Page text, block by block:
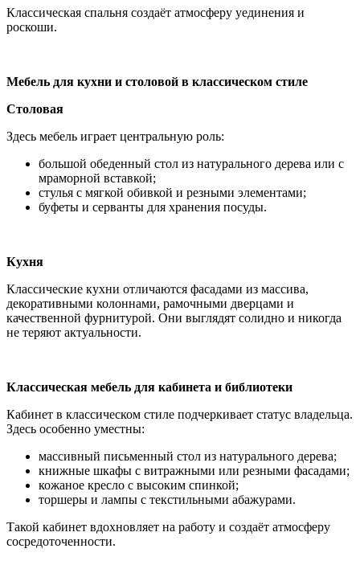
Классическая спальня создаёт атмосферу уединения и
роскоши.
Мебель для кухни и столовой в классическом стиле
Столовая
Здесь мебель играет центральную роль:
большой обеденный стол из натурального дерева или с
мраморной вставкой;
стулья с мягкой обивкой и резными элементами;
буфеты и серванты для хранения посуды.
Кухня
Классические кухни отличаются фасадами из массива,
декоративными колоннами, рамочными дверцами и
качественной фурнитурой. Они выглядят солидно и никогда
не теряют актуальности.
Классическая мебель для кабинета и библиотеки
Кабинет в классическом стиле подчеркивает статус владельца.
Здесь особенно уместны:
массивный письменный стол из натурального дерева;
книжные шкафы с витражными или резными фасадами;
кожаное кресло с высоким спинкой;
торшеры и лампы с текстильными абажурами.
Такой кабинет вдохновляет на работу и создаёт атмосферу
сосредоточенности.